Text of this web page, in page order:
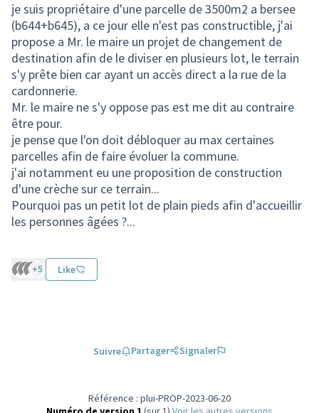
je suis propriétaire d'une parcelle de 3500m2 a bersee
(b644+b645), a ce jour elle n'est pas constructible, j'ai
propose a Mr. le maire un projet de changement de
destination afin de le diviser en plusieurs lot, le terrain
s'y prête bien car ayant un accès direct a la rue de la
cardonnerie.
Mr. le maire ne s'y oppose pas est me dit au contraire
être pour.
je pense que l'on doit débloquer au max certaines
parcelles afin de faire évoluer la commune.
j'ai notamment eu une proposition de construction
d'une crèche sur ce terrain...
Pourquoi pas un petit lot de plain pieds afin d'accueillir
les personnes âgées ?...
+5 Like
Suivre Partager Signaler
Référence : plui-PROP-2023-06-20